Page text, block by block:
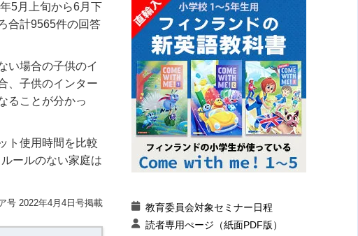
5月上旬から6月下
合計9565件の回答
い場合の子供のイ
、子供のインター
ることが分かっ
ト使用時間を比較
ールのない家庭は
号 2022年4月4日号掲載
教育委員会対象セミナー日程
読者専用ぺージ（紙面PDF版）